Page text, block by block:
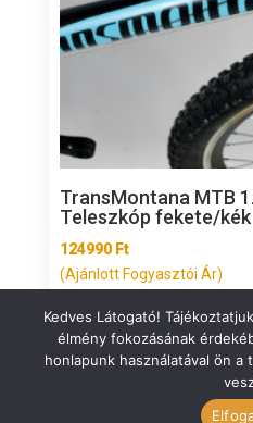
TransMontana MTB
Teleszkóp fekete/kék
124990 Ft
(Ajánlott Fogyasztói Ár)
Kedves Látogató!
élmény fokozásának
honlapunk használatával ön